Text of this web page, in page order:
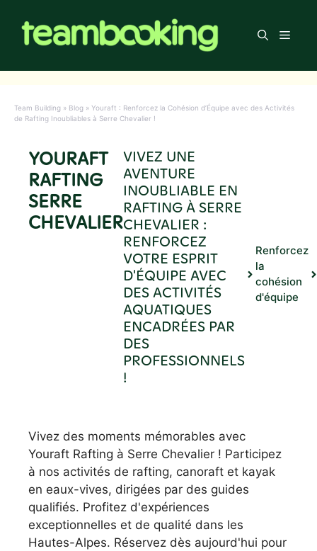
contenu
Menu
Team Building » Blog » Youraft : Renforcez la Cohésion d’Équipe avec des Activités
de Rafting Inoubliables à Serre Chevalier !
YOURAFT
RAFTING
SERRE
CHEVALIER
VIVEZ UNE
AVENTURE
INOUBLIABLE EN
RAFTING À SERRE
CHEVALIER :
RENFORCEZ
VOTRE ESPRIT
D'ÉQUIPE AVEC
DES ACTIVITÉS
AQUATIQUES
ENCADRÉES PAR
DES
PROFESSIONNELS
!
Renforcez
la
cohésion
d'équipe
Vivez des moments mémorables avec
Youraft Rafting à Serre Chevalier ! Participez
à nos activités de rafting, canoraft et kayak
en eaux-vives, dirigées par des guides
qualifiés. Profitez d'expériences
exceptionnelles et de qualité dans les
Hautes-Alpes. Réservez dès aujourd'hui pour